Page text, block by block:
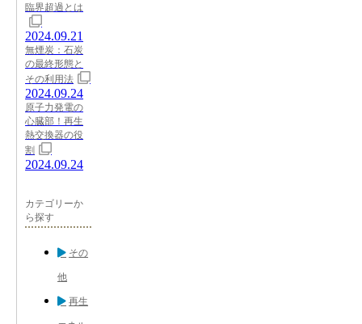
臨界超過とは
2024.09.21
無煙炭：石炭
の最終形態と
その利用法
2024.09.24
原子力発電の
心臓部！再生
熱交換器の役
割
2024.09.24
カテゴリーか
ら探す
その
他
再生